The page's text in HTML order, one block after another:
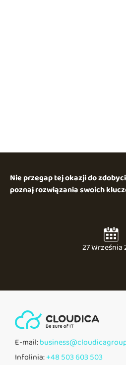
Nie przegap tej okazji do
poznaj rozwiązania swoich
27 Września
E-mail:
Infolinia:+48 503 603 503